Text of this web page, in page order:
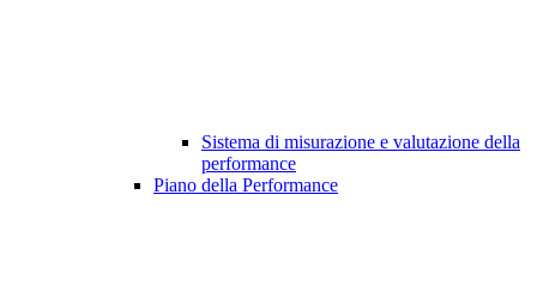
Sistema di misurazione e valutazione della
performance
Piano della Performance